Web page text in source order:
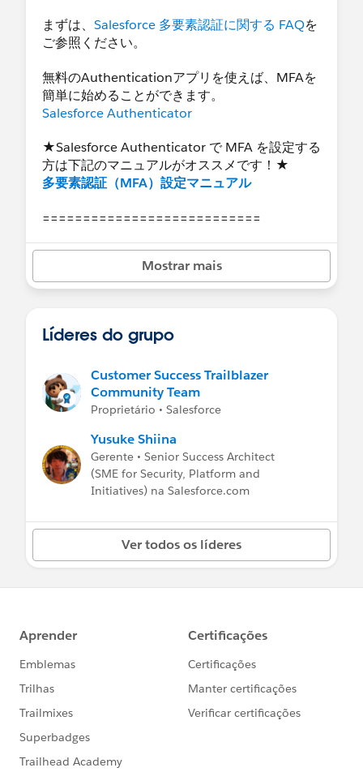
まずは、 Salesforce 多要素認証に関する FAQを
ご参照ください。
無料のAuthenticationアプリを使えば、MFAを
簡単に始めることができます。
Salesforce Authenticator
★Salesforce Authenticator で MFA を設定する
方は下記のマニュアルがオススメです！★
多要素認証（MFA）設定マニュアル
===========================
Salesforce Platform で構築された製品の場合
(Sales Cloud, Service Cloudなど)
Set Up MFA(Video) ※字幕あり
多要素認証のシステム管理者ガイド
Marketing Cloud 多要素認証 (MFA) の導入と設
定
Marketing Cloudの多要素認証の設定
Social Studio 多要素認証機能のご紹介
B2C Commerce Cloud の場合（英語のみ）
MFA and Unified Authentication (Video)
Pair Your Mobile Device(Help)
Trailhead Live シリーズ（英語のみ）
Get Ready for MFA
Roll Out MFA to Your Users
Manage Your MFA Implementation
ご利用ください。
Mostrar mais
Líderes do grupo
Customer Success Trailblazer
Community Team
Proprietário • Salesforce
Yusuke Shiina
Gerente • Senior Success Architect
(SME for Security, Platform and
Initiatives) na Salesforce.com
Ver todos os líderes